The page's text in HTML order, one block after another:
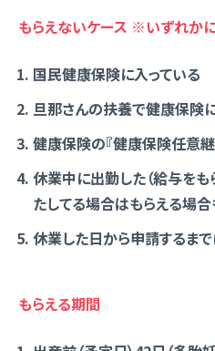
もらえないケース ※いずれか
国民健康保険に入っている
旦那さんの扶養で健康保険
健康保険の『健康保険任意
休業中に出勤した（給与をも
たしてる場合はもらえる場合
休業した日から申請するま
もらえる期間